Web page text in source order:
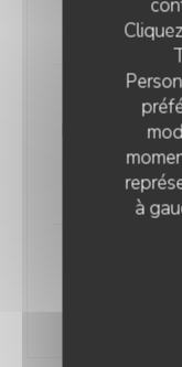
à
Noix
sauce aux
noir
Fromages
desserts